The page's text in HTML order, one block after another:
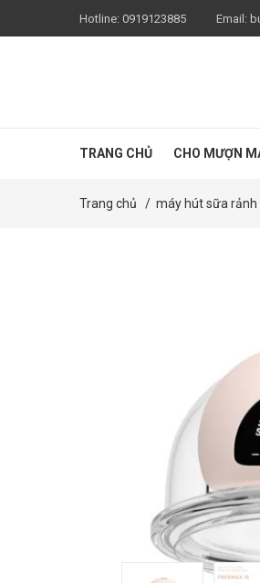
Hotline: 0919123885 Email:
TRANG CHỦ CHO MƯỢN
Trang chủ / máy hút sữa rảnh